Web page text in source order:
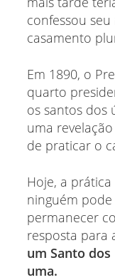
confessou
casamento
Em 1890, o
quarto
os santos dos
uma
de praticar o
Hoje, a
ninguém
permanecer
resposta para
um Santo
uma.